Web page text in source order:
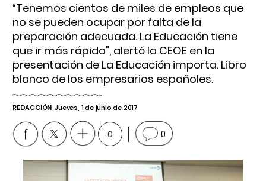
“Tenemos cientos de miles de empleos que
no se pueden ocupar por falta de la
preparación adecuada. La Educación tiene
que ir más rápido", alertó la CEOE en la
presentación de La Educación importa. Libro
blanco de los empresarios españoles.
REDACCIÓN Jueves, 1 de junio de 2017
0 0